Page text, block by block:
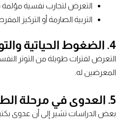
التعرض لتجارب نفسية مؤلمة
التربية الصارمة أو التركيز
4. الضغوط الحياتية والتوتر المزمن
التعرض لفترات طويلة من التوتر
المعرضين له.
5. العدوى في مرحلة الطفولة (نادرة)
بعض الدراسات تشير إلى أن عدوى